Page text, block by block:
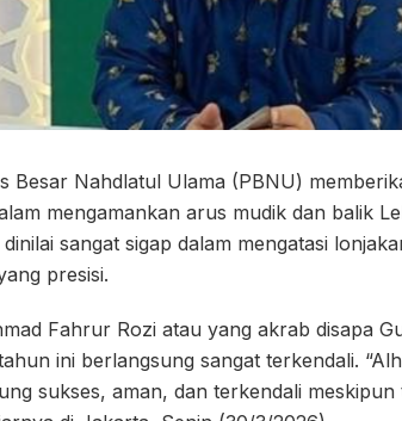
Besar Nahdlatul Ulama (PBNU)
mengamankan arus mudik dan balik
sangat sigap dalam mengatasi
presisi.
Fahrur Rozi atau yang akrab disapa
ini berlangsung sangat terkendali.
sukses, aman, dan terkendali